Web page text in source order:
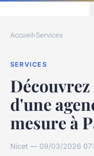
Accueil›Services
SERVICES
Découvrez
d'une
mesure à
Nicet — 09/03/2026